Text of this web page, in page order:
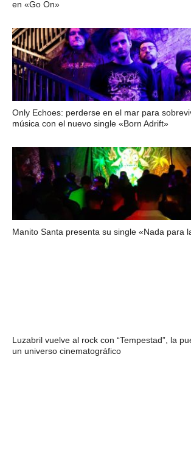
en «Go On»
Only Echoes: perderse en el mar para
música con el nuevo single «Born Adrift»
Manito Santa presenta su single «Nada para
Luzabril vuelve al rock con “Tempestad”, la
un universo cinematográfico